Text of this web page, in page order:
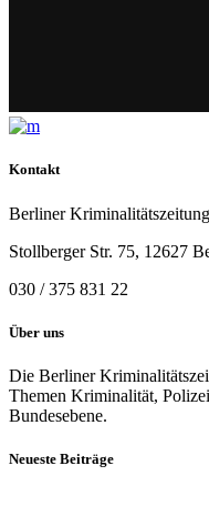
Kontakt
Berliner Kriminalitätszeitung
Stollberger Str. 75, 12627
030 / 375 831 22
Über uns
Die Berliner
Themen Kriminalität,
Bundesebene.
Neueste Beiträge